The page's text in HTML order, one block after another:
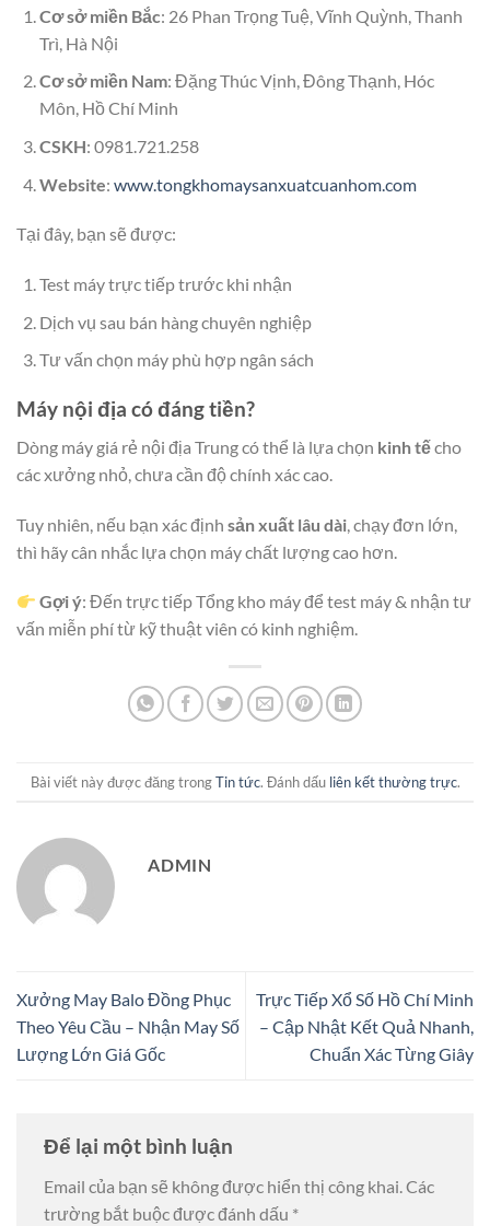
Cơ sở miền Bắc: 26 Phan Trọng Tuệ, Vĩnh Quỳnh, Thanh
Trì, Hà Nội
Cơ sở miền Nam: Đặng Thúc Vịnh, Đông Thạnh, Hóc
Môn, Hồ Chí Minh
CSKH: 0981.721.258
Website: www.tongkhomaysanxuatcuanhom.com
Tại đây, bạn sẽ được:
Test máy trực tiếp trước khi nhận
Dịch vụ sau bán hàng chuyên nghiệp
Tư vấn chọn máy phù hợp ngân sách
Máy nội địa có đáng tiền?
Dòng máy giá rẻ nội địa Trung có thể là lựa chọn kinh tếcho
các xưởng nhỏ, chưa cần độ chính xác cao.
Tuy nhiên, nếu bạn xác định sản xuất lâu dài , chạy đơn lớn,
thì hãy cân nhắc lựa chọn máy chất lượng cao hơn.
Gợi ý: Đến trực tiếp Tổng kho máy để test máy & nhận tư
vấn miễn phí từ kỹ thuật viên có kinh nghiệm.
Bài viết này được đăng trongTin tức. Đánh dấu liên kết thường trực.
ADMIN
Xưởng May Balo Đồng Phục
Theo Yêu Cầu – Nhận May Số
Lượng Lớn Giá Gốc
Trực Tiếp Xổ Số Hồ Chí Minh
– Cập Nhật Kết Quả Nhanh,
Chuẩn Xác Từng Giây
Để lại một bình luận
Email của bạn sẽ không được hiển thị công khai.Các
trường bắt buộc được đánh dấu *